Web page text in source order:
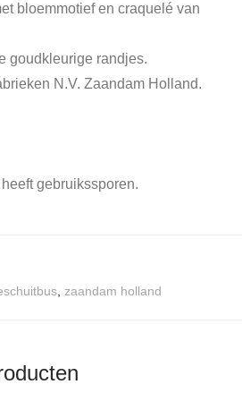
bloemmotief en craquelé van
goudkleurige randjes.
N.V. Zaandam Holland.
gebruikssporen.
zaandam holland